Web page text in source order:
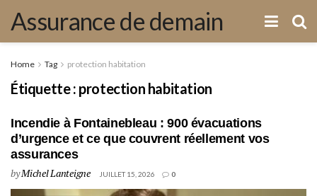
Assurance de demain
Home Tag protection habitation
Étiquette : protection habitation
Incendie à Fontainebleau : 900 évacuations
d’urgence et ce que couvrent réellement vos
assurances
byMichel Lanteigne JUILLET 15, 2026 0